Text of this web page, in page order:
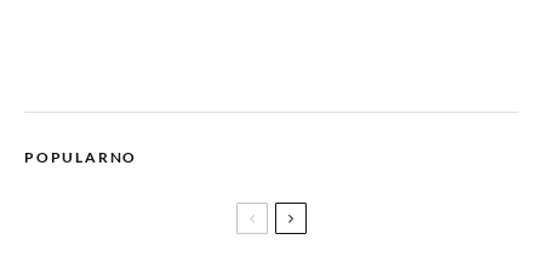
POPULARNO